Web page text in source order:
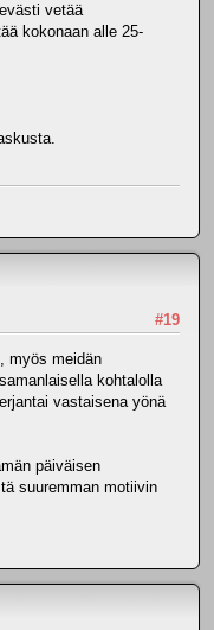
vetää
kokonaan alle 25-
#19
myös meidän
kohtalolla
vastaisena yönä
päiväisen
suuremman motiivin